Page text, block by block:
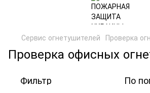
Сервис огнетушителей Проверка
Проверка офисных
Фильтр По